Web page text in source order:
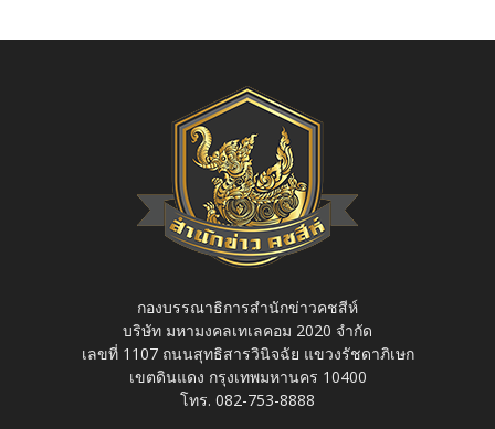
กองบรรณาธิการสำนักข่าวคชสีห์
บริษัท มหามงคลเทเลคอม 2020 จำกัด
เลขที่ 1107 ถนนสุทธิสารวินิจฉัย แขวงรัชดาภิเษก
เขตดินแดง กรุงเทพมหานคร 10400
โทร. 082-753-8888